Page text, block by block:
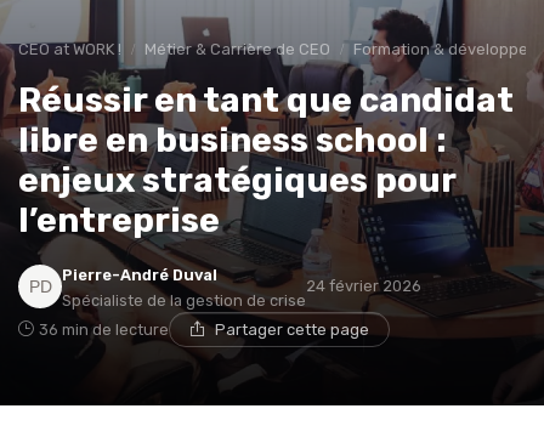
CEO at WORK ! Métier & Carrière de CEO Formation &
Réussir en tant que candidat
libre en business school :
enjeux stratégiques pour
l’entreprise
Pierre-André Duval
Spécialiste de la gestion de crise
24 février 2026
36 min de lecture Partager cette page